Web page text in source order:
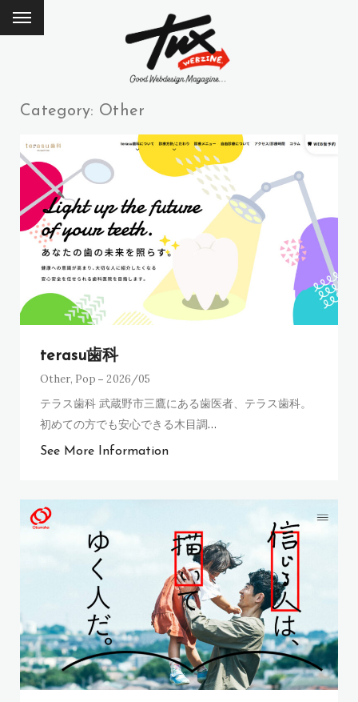
Category: Other
terasu歯科
Other, Pop 2026/05
テラス歯科 武蔵野市三鷹にある歯医者、テラス歯科。
初めての方でも安心できる木目調…
See More Information